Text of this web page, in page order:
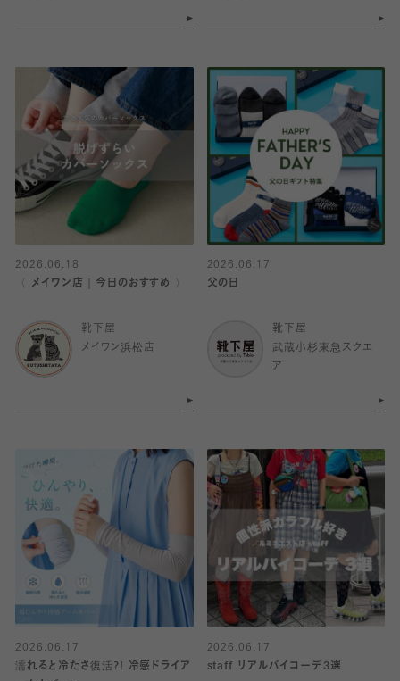
2026.06.18
〈 メイワン店｜今日のおすすめ 〉
靴下屋
メイワン浜松店
2026.06.17
父の日
靴下屋
武蔵小杉東急スクエ
ア
2026.06.17
濡れると冷たさ復活?! 冷感ドライア
2026.06.17
staff リアルバイコーデ3選